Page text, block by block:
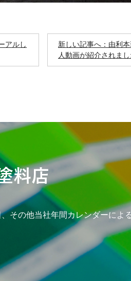
アルし
新しい記事へ：由利
人動画が紹介されまし
その他当社年間カレンダーによ